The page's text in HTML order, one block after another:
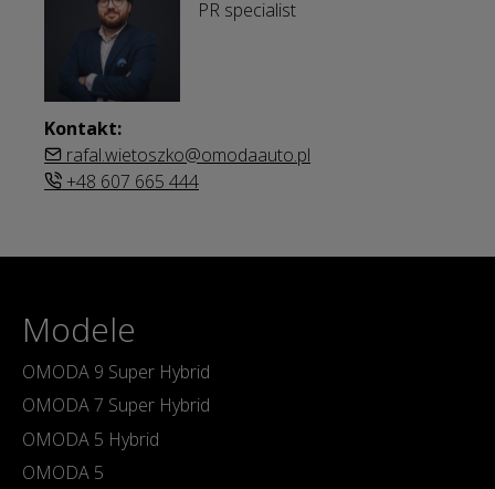
PR specialist
Kontakt:
rafal.wietoszko@omodaauto.pl
+48 607 665 444
Modele
OMODA 9 Super Hybrid
OMODA 7 Super Hybrid
OMODA 5 Hybrid
OMODA 5